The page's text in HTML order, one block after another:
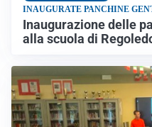
INAUGURATE PANCHINE
Inaugurazione delle
alla scuola di